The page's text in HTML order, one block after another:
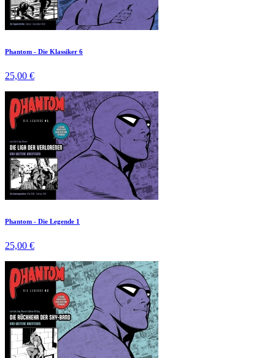
Phantom - Die Klassiker 6
25,00 €
Phantom - Die Legende 1
25,00 €